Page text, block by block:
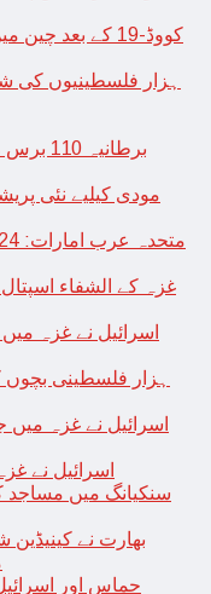
کووڈ-19 کے بعد
اسرائیل نے غزہ میں
اسرائیل نے غزہ
اسرائیل نے
سنکیانگ میں مساجد
بھارت نے کینیڈین